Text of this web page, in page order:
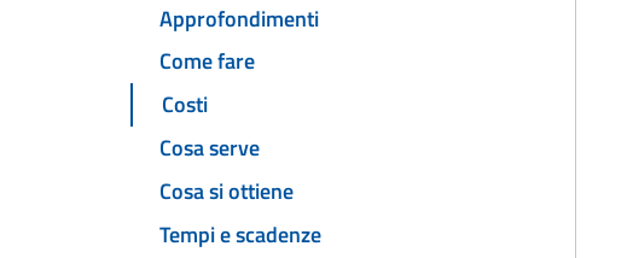
Approfondimenti
Come fare
Costi
Cosa serve
Cosa si ottiene
Tempi e scadenze